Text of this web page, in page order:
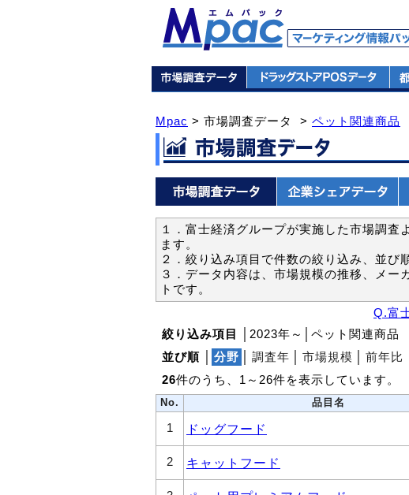
Mpac > 市場調査データ > ペット関連商品
１．富士経済グループが実施した市場調
ます。
２．絞り込み項目で件数の絞り込み、並び
３．データ内容は、市場規模の推移、メー
トです。
Q.富
絞り込み項目
│2023年～│ペット関連商品
並び順
分野 調査年 市場規模 前年比
26件のうち、1～26件を表示しています。
No. 品目名
1 ドッグフード
2 キャットフード